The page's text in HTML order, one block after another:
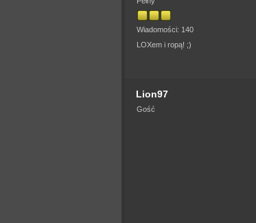
Wiadomości: 140
LOXem i ropą! ;)
Lion97
Gość